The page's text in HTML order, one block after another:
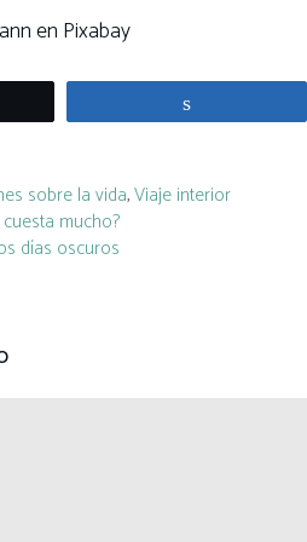
en Pixabay
sobre la vida,Viaje interior
mucho?
días oscuros